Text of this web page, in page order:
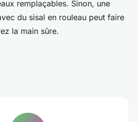
remplaçables. Sinon, une
du sisal en rouleau peut faire
la main sûre.